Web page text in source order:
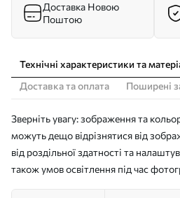
Доставка Новою
Поштою
Технічні характеристики та
Доставка та оплата
Поширені
Зверніть увагу: зображення та
можуть дещо відрізнятися від
від роздільної здатності та
також умов освітлення під час